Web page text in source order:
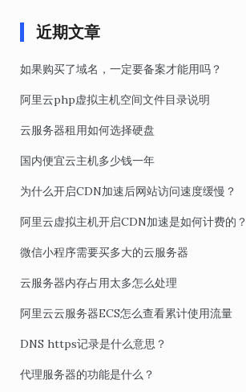
近期文章
如果购买了域名，一定要备案才能用吗？
阿里云php虚拟主机空间文件目录说明
云服务器租用如何选择硬盘
国内便宜云主机多少钱一年
为什么开启CDN加速后网站访问速度缓慢？
阿里云虚拟主机开启CDN加速是如何计费的？
微信小程序需要买多大的云服务器
云服务器内存占用太多怎么处理
阿里云云服务器ECS怎么查看累计使用流量
DNS https记录是什么意思？
代理服务器的功能是什么？